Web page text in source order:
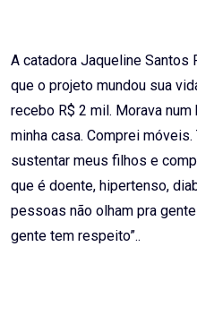
A catadora Jaqueline
que o projeto mundou sua
recebo R$ 2 mil. Morava
minha casa. Comprei
sustentar meus filhos e
que é doente, hipertenso,
pessoas não olham pra
gente tem respeito”..